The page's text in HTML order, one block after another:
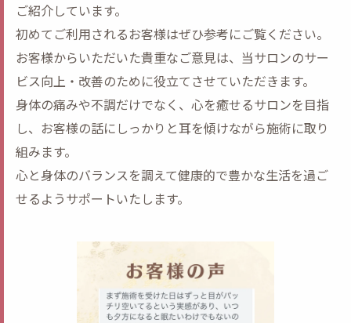
ご紹介しています。
初めてご利用されるお客様はぜひ参考にご覧ください。
お客様からいただいた貴重なご意見は、当サロンのサー
ビス向上・改善のために役立てさせていただきます。
身体の痛みや不調だけでなく、心を癒せるサロンを目指
し、お客様の話にしっかりと耳を傾けながら施術に取り
組みます。
心と身体のバランスを調えて健康的で豊かな生活を過ご
せるようサポートいたします。